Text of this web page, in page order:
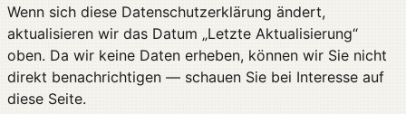
Wenn sich diese Datenschutzerklärung ändert,
aktualisieren wir das Datum „Letzte Aktualisierung“
oben. Da wir keine Daten erheben, können wir Sie nicht
direkt benachrichtigen — schauen Sie bei Interesse auf
diese Seite.